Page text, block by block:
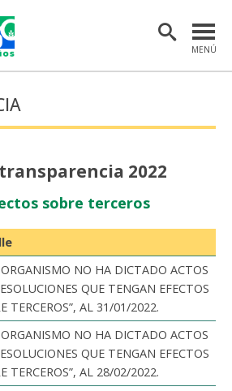
MENÚ
INSTITUTO
DE INTERÉS
ENGLISH
Académicas/os
Funcionarias/os
2022
sobre terceros
ORGANISMO NO HA DICTADO ACTOS
QUE TENGAN EFECTOS
TERCEROS”, AL 31/01/2022.
ORGANISMO NO HA DICTADO ACTOS
QUE TENGAN EFECTOS
TERCEROS”, AL 28/02/2022.